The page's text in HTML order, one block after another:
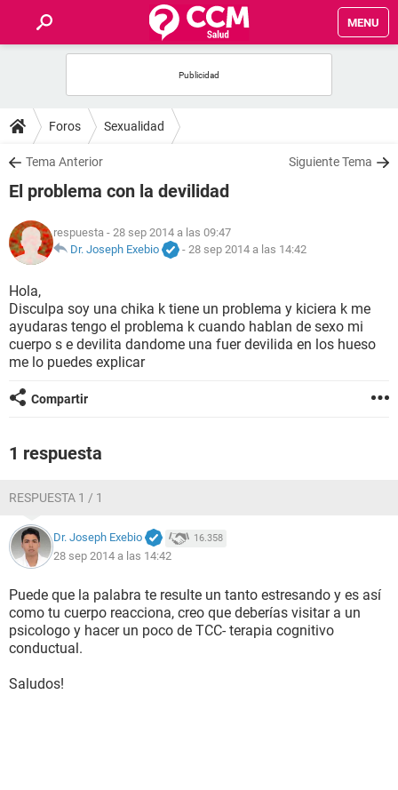
MENU
FOROS
SALUD
FAMILIA
NUTRICIÓN
BIENESTAR
SEXUALIDAD
GLOSARIO
Foros Sexualidad
Tema Anterior Siguiente Tema
El problema con la devilidad
respuesta - 28 sep 2014 a las 09:47
Dr. Joseph Exebio
- 28 sep 2014 a las 14:42
Hola,
Disculpa soy una chika k tiene un problema y kiciera k me
ayudaras tengo el problema k cuando hablan de sexo mi
cuerpo s e devilita dandome una fuer devilida en los hueso
me lo puedes explicar
Compartir
1 respuesta
RESPUESTA 1 / 1
Dr. Joseph Exebio 16.358
28 sep 2014 a las 14:42
Puede que la palabra te resulte un tanto estresando y es así
como tu cuerpo reacciona, creo que deberías visitar a un
psicologo y hacer un poco de TCC- terapia cognitivo
conductual.
Saludos!